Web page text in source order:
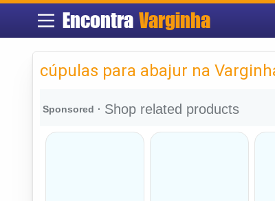
Encontra Varginha
cúpulas para abajur na